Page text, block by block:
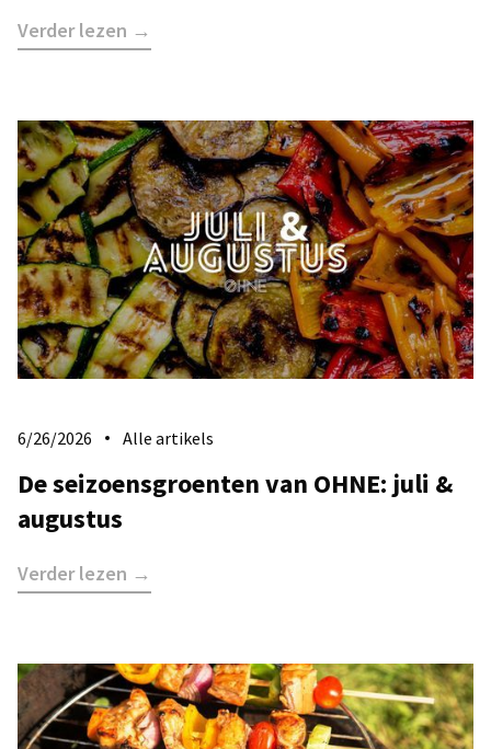
Verder lezen →
6/26/2026 Alle artikels
De seizoensgroenten van OHNE: juli &
augustus
Verder lezen →